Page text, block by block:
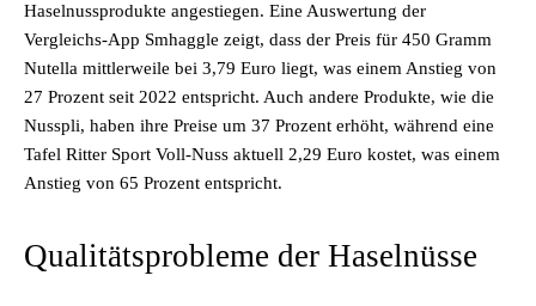
Haselnussprodukte angestiegen. Eine Auswertung der
Vergleichs-App Smhaggle zeigt, dass der Preis für 450 Gramm
Nutella mittlerweile bei 3,79 Euro liegt, was einem Anstieg von
27 Prozent seit 2022 entspricht. Auch andere Produkte, wie die
Nusspli, haben ihre Preise um 37 Prozent erhöht, während eine
Tafel Ritter Sport Voll-Nuss aktuell 2,29 Euro kostet, was einem
Anstieg von 65 Prozent entspricht.
Qualitätsprobleme der Haselnüsse